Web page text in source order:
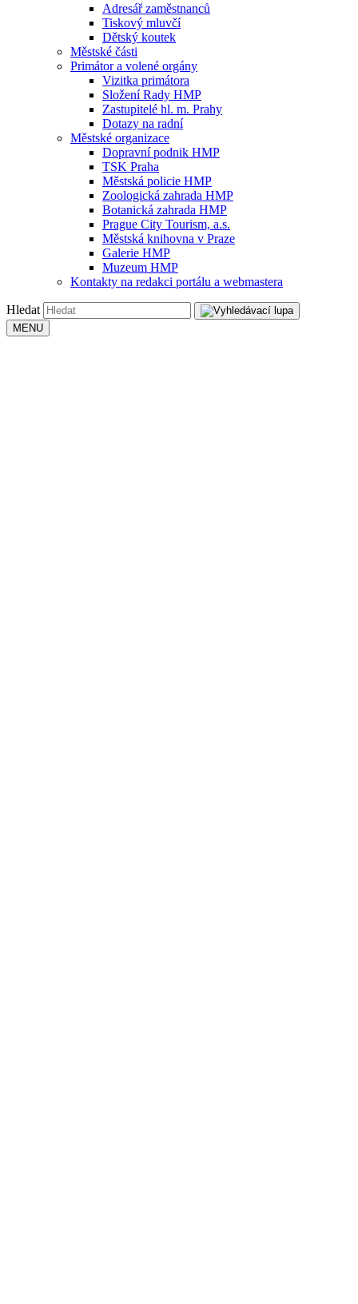
Adresář zaměstnanců
Tiskový mluvčí
Dětský koutek
Městské části
Primátor a volené orgány
Vizitka primátora
Složení Rady HMP
Zastupitelé hl. m. Prahy
Dotazy na radní
Městské organizace
Dopravní podnik HMP
TSK Praha
Městská policie HMP
Zoologická zahrada HMP
Botanická zahrada HMP
Prague City Tourism, a.s.
Městská knihovna v Praze
Galerie HMP
Muzeum HMP
Kontakty na redakci portálu a webmastera
Hledat
MENU